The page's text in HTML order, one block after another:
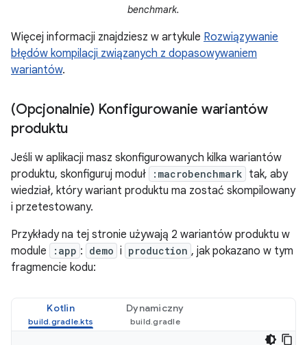
benchmark.
Więcej informacji znajdziesz w artykule Rozwiązywanie
błędów kompilacji związanych z dopasowywaniem
wariantów.
(Opcjonalnie) Konfigurowanie wariantów
produktu
Jeśli w aplikacji masz skonfigurowanych kilka wariantów
produktu, skonfiguruj moduł
:macrobenchmark tak, aby
wiedział, który wariant produktu ma zostać skompilowany
i przetestowany.
Przykłady na tej stronie używają 2 wariantów produktu w
module
:app : demo i production , jak pokazano w tym
fragmencie kodu:
Kotlin Dynamiczny